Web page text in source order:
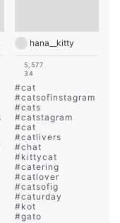
hana__kitty
5,577
34
#cat
#catsofinstagram
#cats
#catstagram
#cat
#catlivers
#chat
#kittycat
#catering
#catlover
#catsofig
#caturday
#kot
#gato